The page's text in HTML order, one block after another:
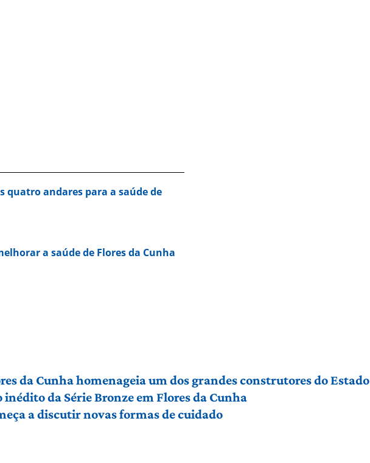
quatro andares para a saúde de
a saúde de Flores da Cunha
da Cunha homenageia um dos grandes construtores do Estado
da Série Bronze em Flores da Cunha
a discutir novas formas de cuidado